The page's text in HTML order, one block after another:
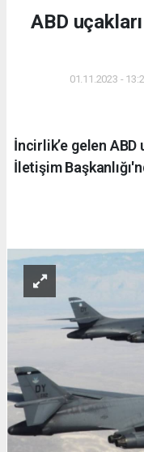
ABD
01.11.2023 -
İncirlik’e gelen
İletişim